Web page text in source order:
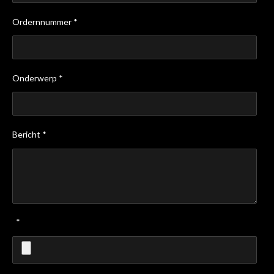
Ordernnummer *
Onderwerp *
Bericht *
*